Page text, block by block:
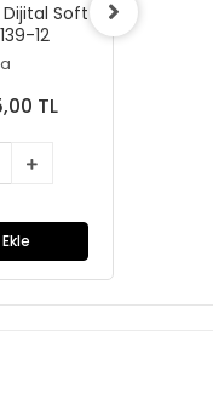
Dijital Soft
12
TL